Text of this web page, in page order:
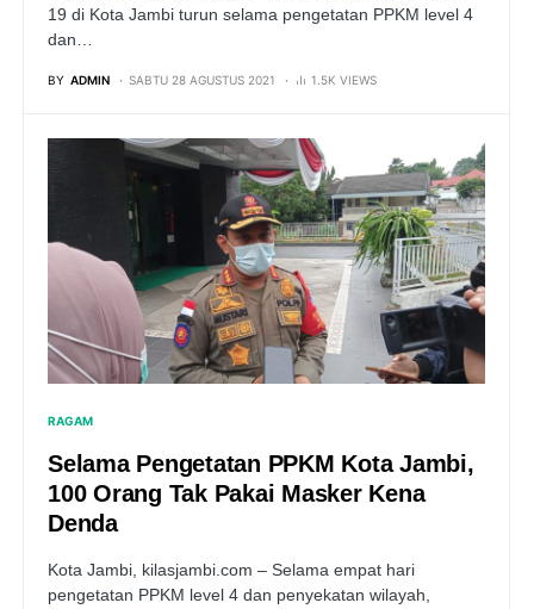
19 di Kota Jambi turun selama pengetatan PPKM level 4
dan…
BY ADMIN SABTU 28 AGUSTUS 2021 1.5K VIEWS
RAGAM
Selama Pengetatan PPKM Kota Jambi,
100 Orang Tak Pakai Masker Kena
Denda
Kota Jambi, kilasjambi.com – Selama empat hari
pengetatan PPKM level 4 dan penyekatan wilayah,